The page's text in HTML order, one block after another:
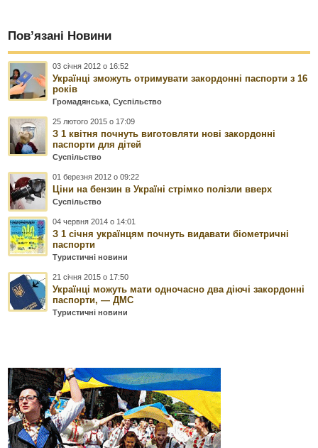
Пов’язані Новини
03 січня 2012 о 16:52
Українці зможуть отримувати закордонні паспорти з 16
років
Громадянська ,Суспільство
25 лютого 2015 о 17:09
З 1 квітня почнуть виготовляти нові закордонні
паспорти для дітей
Суспільство
01 березня 2012 о 09:22
Ціни на бензин в Україні стрімко полізли вверх
Суспільство
04 червня 2014 о 14:01
З 1 січня українцям почнуть видавати біометричні
паспорти
Туристичні новини
21 січня 2015 о 17:50
Українці можуть мати одночасно два діючі закордонні
паспорти, — ДМС
Туристичні новини